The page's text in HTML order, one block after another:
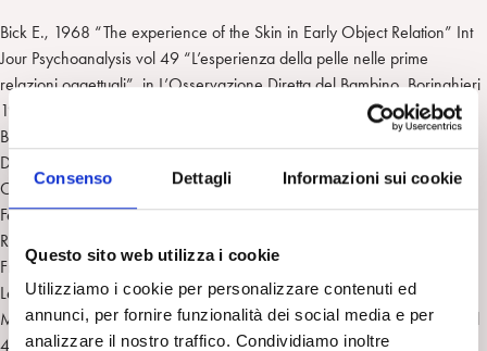
Consenso Dettagli Informazioni sui cookie
Questo sito web utilizza i cookie
Utilizziamo i cookie per personalizzare contenuti ed
annunci, per fornire funzionalità dei social media e per
analizzare il nostro traffico. Condividiamo inoltre
Bick E., 1968 “The experience of the Skin in Early Object Relation” Int
Jour Psychoanalysis vol 49 “L’esperienza della pelle nelle prime
relazioni oggettuali”, in L’Osservazione Diretta del Bambino, Boringhieri
1984.
Bion W. 1962 Apprendere dall’Esperienza Armando, Roma
Daws, 1989 Through the night Free Association Books, London. Nel
Corso della Notte, Liguori, Napoli 1992
Ferrara Mori G., 2008, Un tempo per la maternità interiore, Borla,
Roma
Freud S., 1925 Inibizione Sintomo e Angoscia vol.10 Boringhieri.
Leboyer F Per una nascita senza violenza, Bompiani, Milano 1975
Money-Kyrle 1968 Cognitive Development Int Journ Psychoanalysis vol
49. Scritti 1927-1977 Introduzione e cura di Mauro Mancia. Loescher